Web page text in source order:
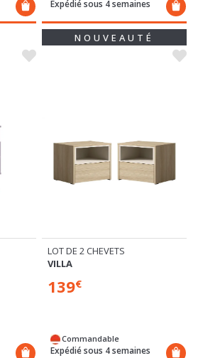
Expédié sous 4 semaines
NOUVEAUTÉ
LOT DE 2 CHEVETS
VILLA
139€
Commandable
Expédié sous 4 semaines